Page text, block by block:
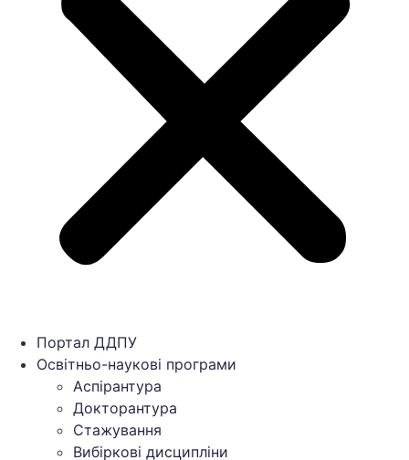
Портал ДДПУ
Освітньо-наукові програми
Аспірантура
Докторантура
Стажування
Вибіркові дисципліни